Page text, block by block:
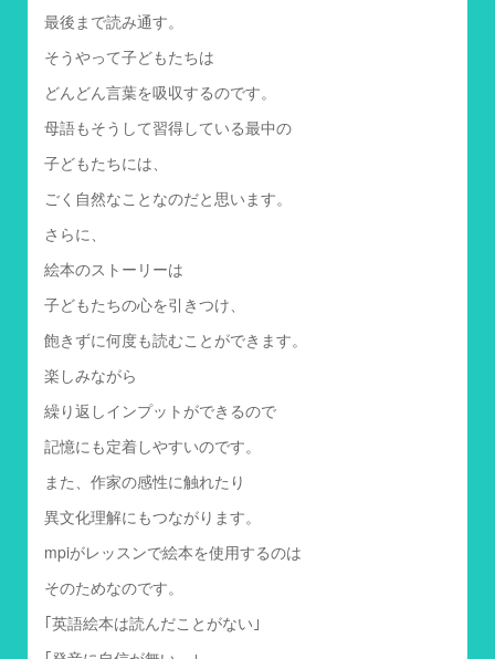
最後まで読み通す。
そうやって子どもたちは
どんどん言葉を吸収するのです。
母語もそうして習得している最中の
子どもたちには、
ごく自然なことなのだと思います。
さらに、
絵本のストーリーは
子どもたちの心を引きつけ、
飽きずに何度も読むことができます。
楽しみながら
繰り返しインプットができるので
記憶にも定着しやすいのです。
また、作家の感性に触れたり
異文化理解にもつながります。
mpiがレッスンで絵本を使用するのは
そのためなのです。
｢英語絵本は読んだことがない｣